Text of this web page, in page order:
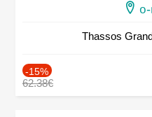
о-
Thassos
-15%
62.38€